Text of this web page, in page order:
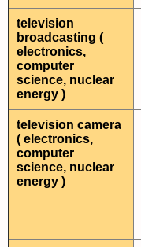
television
broadcasting (
electronics,
computer
science, nuclear
energy )
television camera
( electronics,
computer
science, nuclear
energy )